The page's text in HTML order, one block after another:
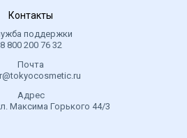
Контакты
поддержки
8 800 200 76 32
Почта
Адрес
Максима Горького 44/3